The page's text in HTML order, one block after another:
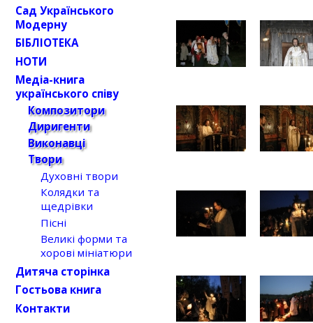
Сад Українського
Модерну
БІБЛІОТЕКА
НОТИ
Медіа-книга
українського співу
Композитори
Диригенти
Виконавці
Твори
Духовні твори
Колядки та
щедрівки
Пісні
Великі форми та
хорові мініатюри
Дитяча сторінка
Гостьова книга
Контакти